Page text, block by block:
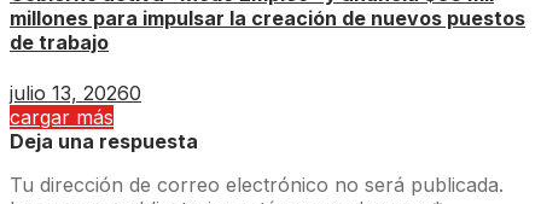
millones para impulsar la creación de nuevos puestos
de trabajo
julio 13, 20260
cargar más
Deja una respuesta
Tu dirección de correo electrónico no será publicada.